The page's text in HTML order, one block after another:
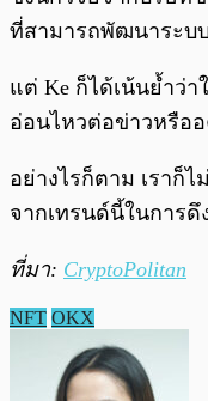
ที่สามารถพัฒนาระบบ
แต่ Ke ก็ได้เน้นย้ำว่
อ่อนไหวต่อข่าวหรือ
อย่างไรก็ตาม เราก็
จากเทรนด์นี้ในการ
ที่มา: CryptoPolitan
NFT OKX